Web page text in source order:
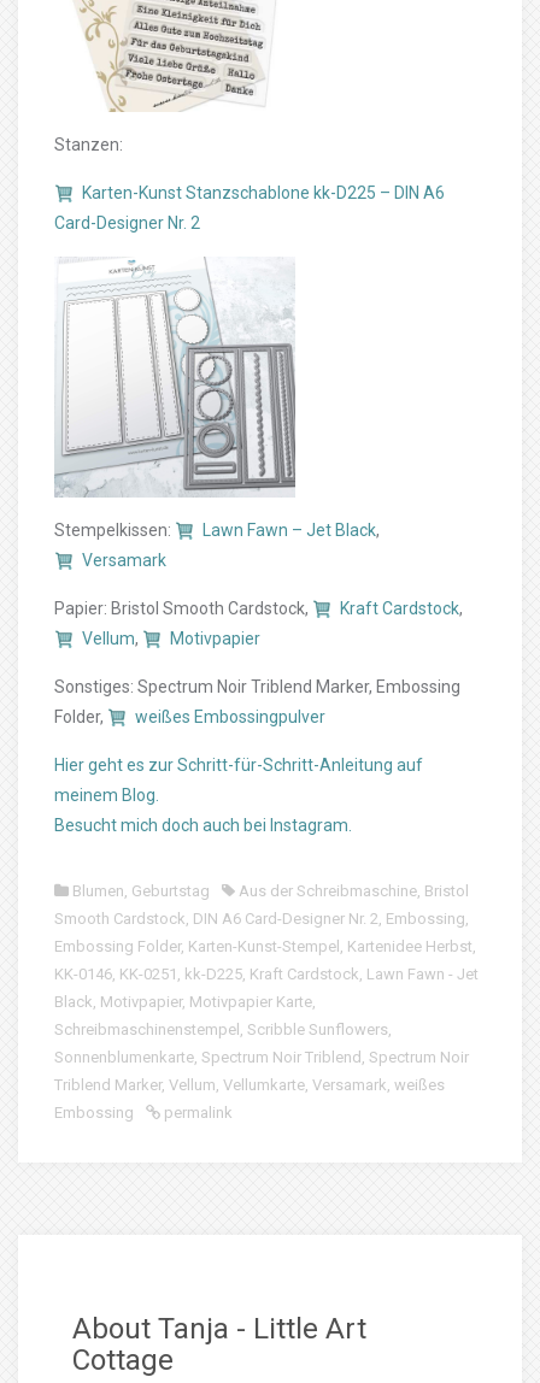
Stanzen:
Karten-Kunst Stanzschablone kk-D225 – DIN A6
Card-Designer Nr. 2
Stempelkissen: Lawn Fawn – Jet Black,
Versamark
Papier: Bristol Smooth Cardstock, Kraft Cardstock,
Vellum, Motivpapier
Sonstiges: Spectrum Noir Triblend Marker, Embossing
Folder,
weißes Embossingpulver
Hier geht es zur Schritt-für-Schritt-Anleitung auf
meinem Blog.
Besucht mich doch auch bei Instagram.
Blumen, Geburtstag Aus der Schreibmaschine, Bristol
Smooth Cardstock, DIN A6 Card-Designer Nr. 2, Embossing,
Embossing Folder, Karten-Kunst-Stempel , Kartenidee Herbst,
KK-0146, KK-0251 , kk-D225, Kraft Cardstock, Lawn Fawn - Jet
Black, Motivpapier, Motivpapier Karte,
Schreibmaschinenstempel , Scribble Sunflowers,
Sonnenblumenkarte, Spectrum Noir Triblend , Spectrum Noir
Triblend Marker, Vellum, Vellumkarte, Versamark, weißes
Embossing
permalink
About Tanja - Little Art
Cottage